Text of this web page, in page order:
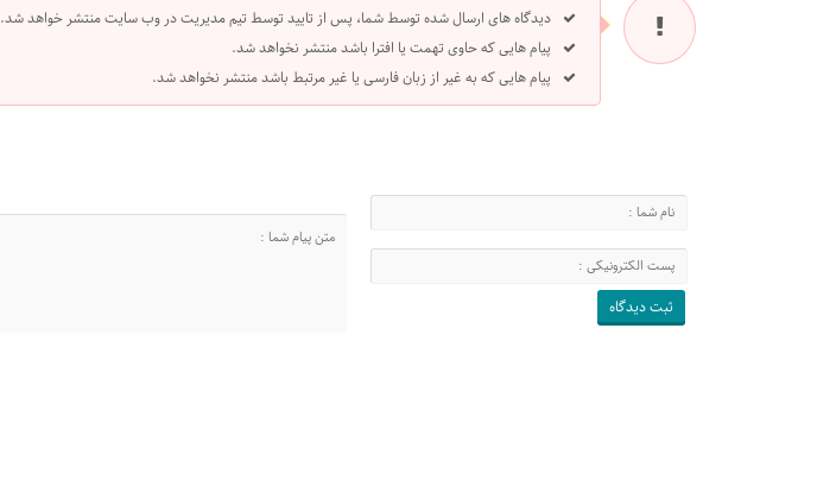
دیدگاه های ارسال شده توسط شما، پس از تایید توسط تیم مدیریت در وب سایت منتشر خواهد شد.
پیام هایی که حاوی تهمت یا افترا باشد منتشر نخواهد شد.
پیام هایی که به غیر از زبان فارسی یا غیر مرتبط باشد منتشر نخواهد شد.